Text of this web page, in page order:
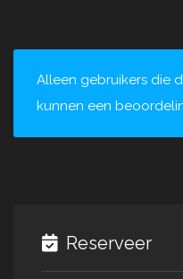
Alleen gebruikers die
kunnen een
Reserveer